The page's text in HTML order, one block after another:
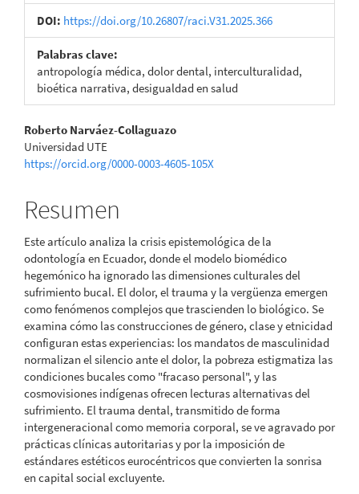
DOI: https://doi.org/10.26807/raci.V31.2025.366
Palabras clave:
antropología médica, dolor dental, interculturalidad,
bioética narrativa, desigualdad en salud
Contenido
principal
artículo
Roberto Narváez-Collaguazo
Universidad UTE
https://orcid.org/0000-0003-4605-105X
Resumen
Este artículo analiza la crisis epistemológica de la
odontología en Ecuador, donde el modelo biomédico
hegemónico ha ignorado las dimensiones culturales del
sufrimiento bucal. El dolor, el trauma y la vergüenza emergen
como fenómenos complejos que trascienden lo biológico. Se
examina cómo las construcciones de género, clase y etnicidad
configuran estas experiencias: los mandatos de masculinidad
normalizan el silencio ante el dolor, la pobreza estigmatiza las
condiciones bucales como "fracaso personal", y las
cosmovisiones indígenas ofrecen lecturas alternativas del
sufrimiento. El trauma dental, transmitido de forma
intergeneracional como memoria corporal, se ve agravado por
prácticas clínicas autoritarias y por la imposición de
estándares estéticos eurocéntricos que convierten la sonrisa
en capital social excluyente.